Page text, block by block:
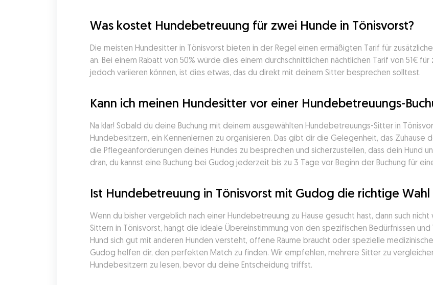
Was kostet Hundebetreuung für zwei Hunde in Tönisvorst?
Die meisten Hundesitter in Tönisvorst bieten in der Regel einen ermäßigten Tarif für
an. Bei einem Rabatt von 50% würde dies einem durchschnittlichen nächtlichen Tarif von 51€
jedoch variieren können, ist dies etwas, das du direkt mit deinem Sitter besprechen solltest.
Kann ich meinen Hundesitter vor einer Hundebetreuungs-
Na klar! Sobald du deine Buchung mit deinem ausgewählten Hundebetreuungs-Sitter in
Hundebesitzern, ein Kennenlernen zu organisieren. Das gibt dir die Gelegenheit, das Zuhause
die Pflegeanforderungen deines Hundes zu besprechen und sicherzustellen, dass dein Hund
dran, du kannst eine Buchung bei Gudog jederzeit bis zu 3 Tage vor Beginn der Buchung für
Ist Hundebetreuung in Tönisvorst mit Gudog die richtige
Wenn du bisher vergeblich nach einer Hundebetreuung zu Hause gesucht hast, dann such
Sittern in Tönisvorst, hängt die ideale Übereinstimmung von den spezifischen Bedürfnissen
Hund sich gut mit anderen Hunden versteht, offene Räume braucht oder spezielle
Gudog helfen dir, den perfekten Match zu finden. Wir empfehlen, mehrere Sitter zu
Hundebesitzern zu lesen, bevor du deine Entscheidung triffst.